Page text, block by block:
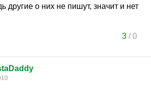
другие о них не пишут, значит и нет
3/0